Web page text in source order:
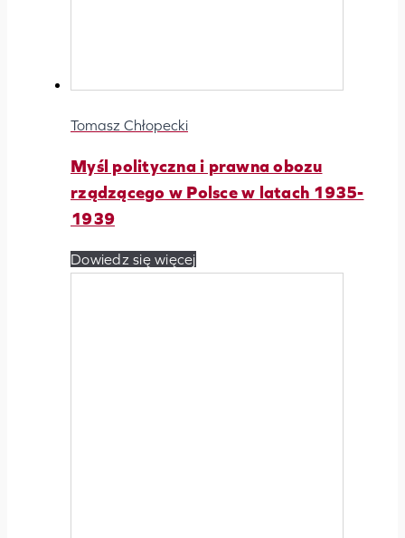
Tomasz Chłopecki
Myśl polityczna i prawna obozu
rządzącego w Polsce w latach 1935-
1939
Dowiedz się więcej